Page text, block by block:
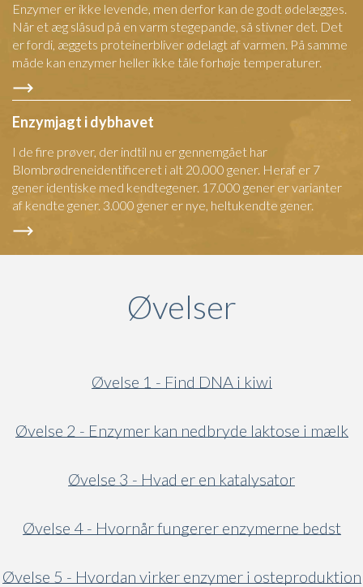
Enzymer er ikke levende, men derfor kan de godt ødelægges.
Når et æg slåsud på en varm stegepande, så stivner det. Det
er fordi, æggets proteinerbliver ødelagt af varmen. På samme
måde kan enzymer heller ikke tåle forhøje temperaturer.
Enzymjagt i dybhavet
I de fire prøver, der indtil nu er gennemgået har
Blombrødreneidentificeret i alt 20.000 gener. Heraf er 7
gener identiske med kendtegener. 17.000 gener er varianter
af kendte gener. 3.000 gener er nye, heltukendte gener.
Øvelser
Øvelse 1 - Find DNA i kiwi
Øvelse 2 - Enzymer kan nedbryde laktose i mælk
Øvelse 3 - Hvad er en katalysator
Øvelse 4 - Hvornår fungerer enzymerne bedst
Øvelse 5 - Hvordan virker enzymer i osteproduktion